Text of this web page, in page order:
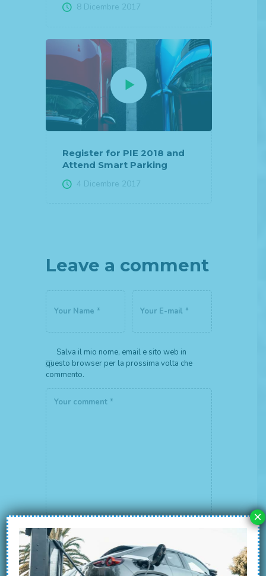
8 Dicembre 2017
Register for PIE 2018 and
Attend Smart Parking
4 Dicembre 2017
Leave a comment
Salva il mio nome, email e sito web in
questo browser per la prossima volta che
commento.
Utilizzando questo modulo accetti la
memorizzazione e la gestione dei tuoi dati
da questo sito web.*
×